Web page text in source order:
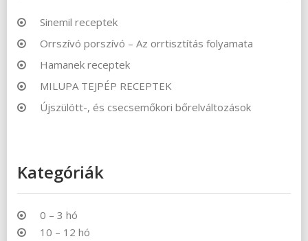
Sinemil receptek
Orrszívó porszívó – Az orrtisztítás folyamata
Hamanek receptek
MILUPA TEJPÉP RECEPTEK
Újszülött-, és csecsemőkori bőrelváltozások
Kategóriák
0 – 3 hó
10 – 12 hó